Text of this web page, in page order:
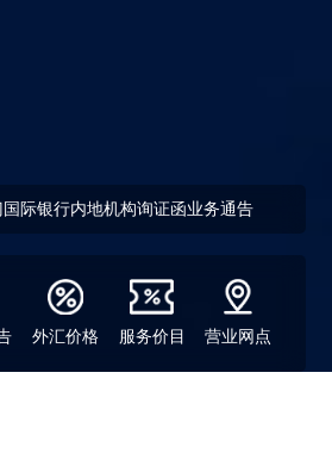
国际银行内地机构询证函业务通告
外汇价格 服务价目 营业网点